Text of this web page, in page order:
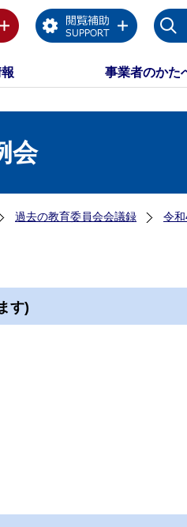
事業者のかた
会
過去の教育委員会会議録
令
す)